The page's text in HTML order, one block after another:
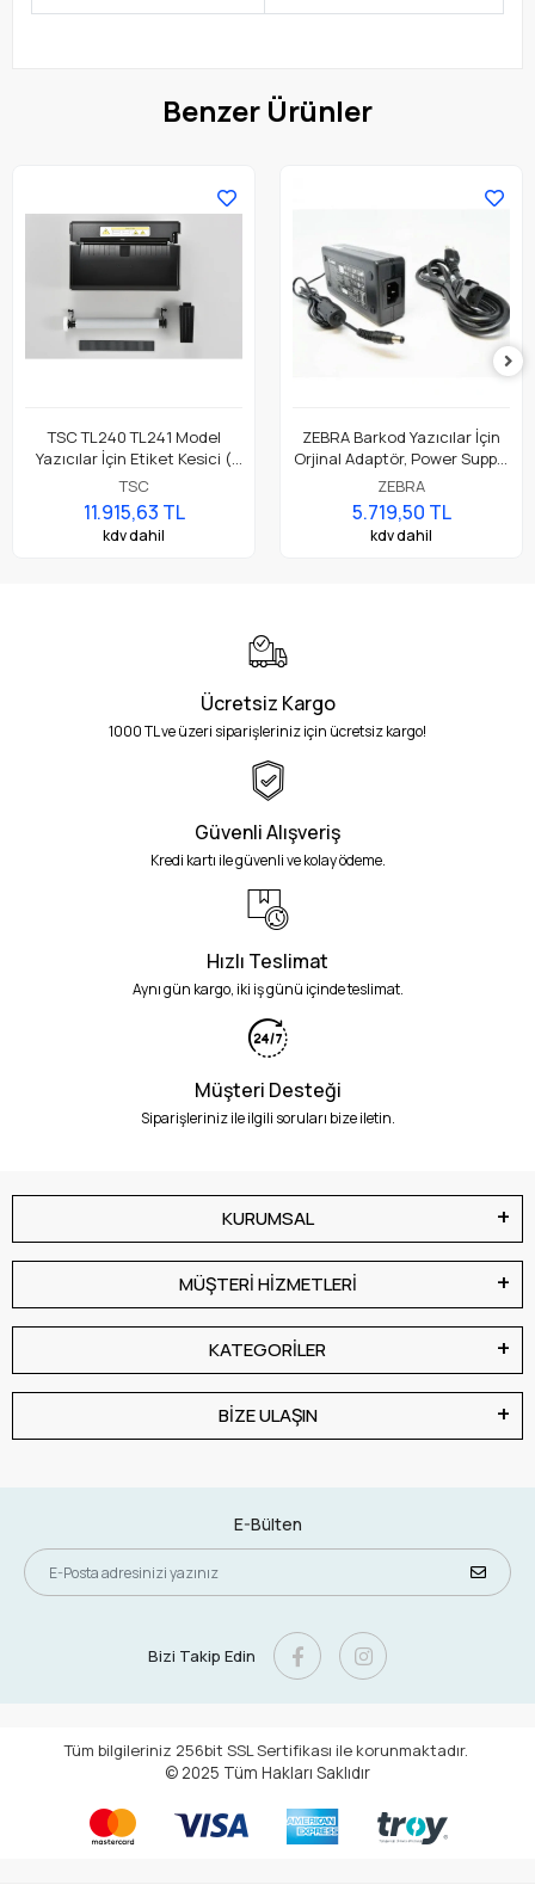
Benzer Ürünler
TSC TL240 TL241 Model
Yazıcılar İçin Etiket Kesici (
Accessory Cutter Module,
Full Cut )
TSC
11.915,63 TL
kdv dahil
ZEBRA Barkod Yazıcılar İçin
Orjinal Adaptör, Power Supply
Parça No: P1079903-026
ZEBRA
5.719,50 TL
kdv dahil
Ücretsiz Kargo
1000 TL ve üzeri siparişleriniz için ücretsiz kargo!
Güvenli Alışveriş
Kredi kartı ile güvenli ve kolay ödeme.
Hızlı Teslimat
Aynı gün kargo, iki iş günü içinde teslimat.
Müşteri Desteği
Siparişleriniz ile ilgili soruları bize iletin.
KURUMSAL
MÜŞTERİ HİZMETLERİ
KATEGORİLER
BİZE ULAŞIN
E-Bülten
Bizi Takip Edin
Tüm bilgileriniz 256bit SSL Sertifikası ile korunmaktadır.
© 2025 Tüm Hakları Saklıdır